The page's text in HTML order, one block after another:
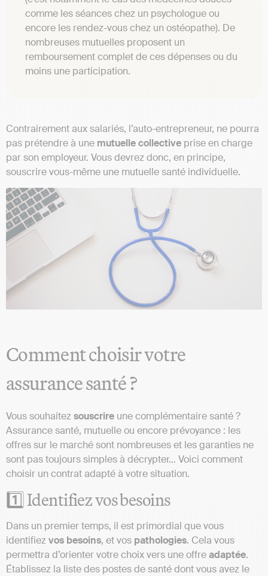
comme les séances chez un psychologue ou
encore les rendez-vous chez un ostéopathe). De
nombreuses mutuelles proposent un
remboursement complet de ces dépenses ou du
moins une participation.
Contrairement aux salariés, l’auto-entrepreneur, ne pourra
pas prétendre à une mutuellecollective prise en charge
par son employeur. Vous devrez donc, en principe,
souscrire vous-même une mutuelle santé individuelle.
Comment choisir votre
assurance santé ?
Vous souhaitezsouscrire une complémentaire santé ?
Assurance santé, mutuelle ou encore prévoyance : les
offres sur le marché sont nombreuses et les garanties ne
sont pas toujours simples à décrypter… Voici comment
choisir un contrat adapté à votre situation.
1️⃣ Identifiez vos besoins
Dans un premier temps, il est primordial que vous
identifiezvos besoins, et vos pathologies. Cela vous
permettra d’orienter votre choix vers une offreadaptée.
Établissez la liste des postes de santé dont vous avez le